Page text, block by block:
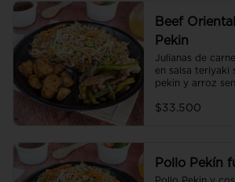
Beef
Pekin
Julianas de
en salsa teriyaki
pekin y arroz
$33.500
Pollo Pekín